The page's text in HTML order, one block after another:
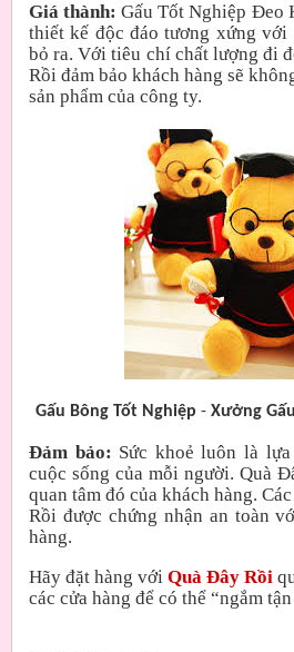
Giá thành:Gấu Tốt Nghiệp Đeo
thiết kế độc đáo tương xứng với
bỏ ra. Với tiêu chí chất lượng đi
Rồi đảm bảo khách hàng sẽ
sản phẩm của công ty.
Gấu Bông Tốt Nghiệp - Xưởng
Đảm bảo: Sức khoẻ luôn là
cuộc sống của mỗi người. Quà
quan tâm đó của khách hàng.
Rồi được chứng nhận an toàn
hàng.
Hãy đặt hàng với Quà Đây Rồi
các cửa hàng để có thể “ngắm